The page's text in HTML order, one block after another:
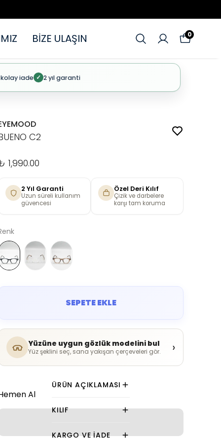
BİZE ULAŞIN 0
kolay iade ✓ 2 yıl garanti
C2
1,990.00
2 Yıl Garanti
Uzun süreli kullanım
güvencesi
Özel Deri Kılıf
Çizik ve darbelere
karşı tam koruma
SEPETE EKLE
Yüzüne uygun gözlük modelini bul
Yüz şeklini seç, sana yakışan çerçeveleri gör. ›
Al
ÜRÜN AÇIKLAMASI
KILIF
KARGO VE İADE